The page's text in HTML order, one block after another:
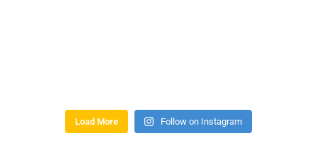
Load More Follow on Instagram